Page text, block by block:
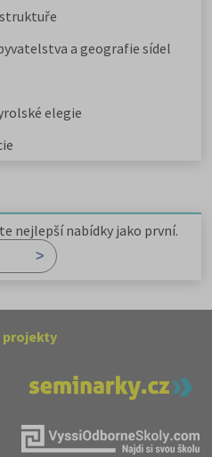
a geografie sídel
elegie
nejlepší nabídky jako první.
projekty